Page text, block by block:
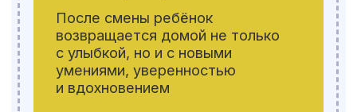
Забронировать место